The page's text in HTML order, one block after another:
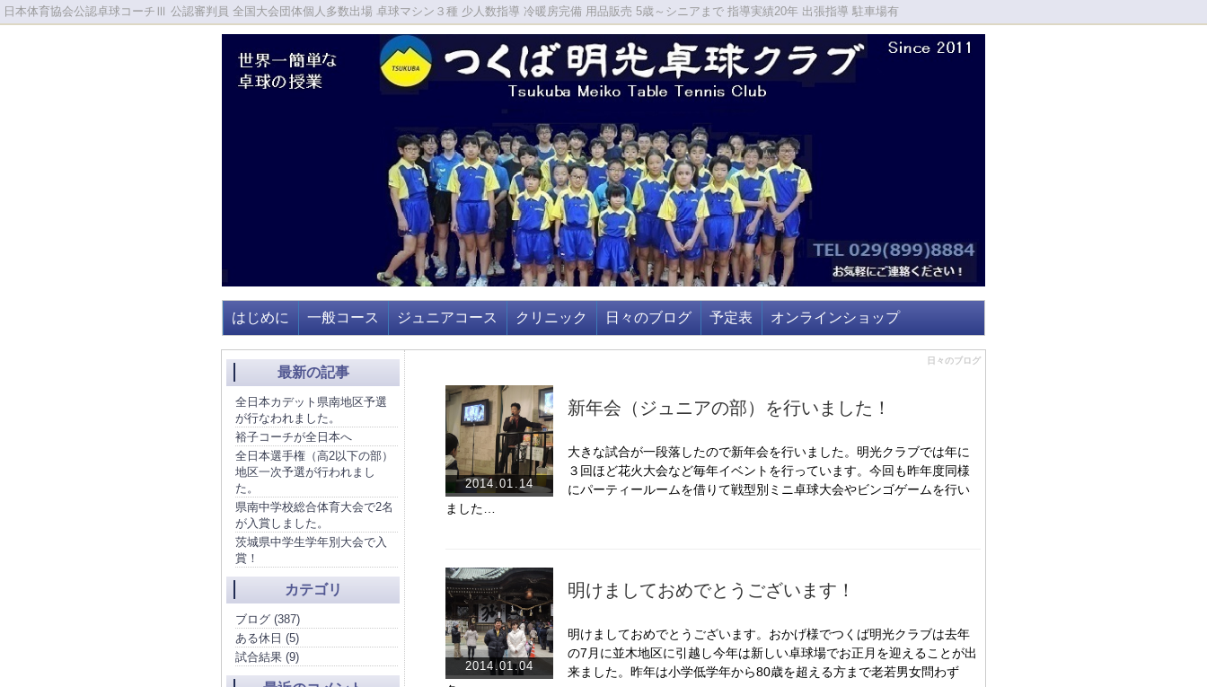
日本体育協会公認卓球コーチⅢ 公認審判員 全国大会団体個人多数出場 卓球マシン３種 少人数指導 冷暖房完備 用品販売 5歳～シニアまで 指導実績20年 出張指導 駐車場有
はじめに 一般コース ジュニアコース クリニック 日々のブログ 予定表 オンラインショップ
日々のブログ
2014.01.14
新年会（ジュニアの部）を行いました！
大きな試合が一段落したので新年会を行いました。明光クラブでは年に
３回ほど花火大会など毎年イベントを行っています。今回も昨年度同様
にパーティールームを借りて戦型別ミニ卓球大会やビンゴゲームを行い
ました…
2014.01.04
明けましておめでとうございます！
明けましておめでとうございます。おかげ様でつくば明光クラブは去年
の7月に並木地区に引越し今年は新しい卓球場でお正月を迎えることが出
来ました。昨年は小学低学年から80歳を超える方まで老若男女問わず
最新の記事
全日本カデット県南地区予選
が行なわれました。
裕子コーチが全日本へ
全日本選手権（高2以下の部）
地区一次予選が行われまし
た。
県南中学校総合体育大会で2名
が入賞しました。
茨城県中学生学年別大会で入
賞！
カテゴリ
ブログ (387)
ある休日 (5)
試合結果 (9)